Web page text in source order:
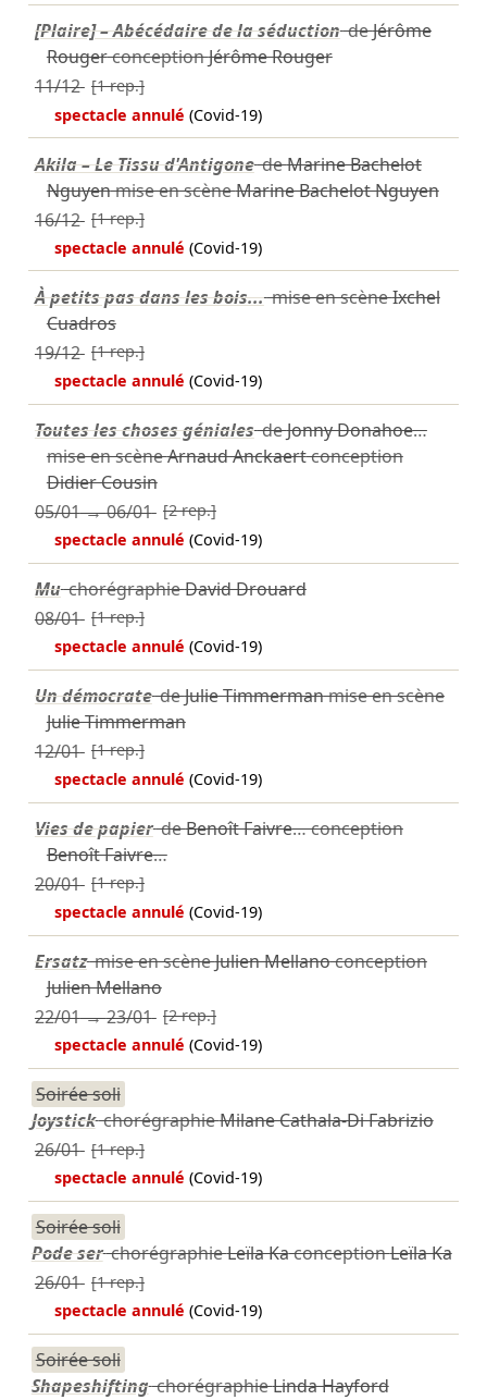
[Plaire] – Abécédaire de la séductiondeJérôme
RougerconceptionJérôme Rouger
11/12 [1 rep.]
spectacle annulé(Covid-19)
Akila – Le Tissu d'AntigonedeMarine Bachelot
Nguyenmise en scèneMarine Bachelot Nguyen
16/12 [1 rep.]
spectacle annulé(Covid-19)
À petits pas dans les bois...mise en scèneIxchel
Cuadros
19/12 [1 rep.]
spectacle annulé(Covid-19)
Toutes les choses génialesdeJonny Donahoe…
mise en scèneArnaud Anckaertconception
Didier Cousin
05/01→06/01 [2 rep.]
spectacle annulé(Covid-19)
MuchorégraphieDavid Drouard
08/01 [1 rep.]
spectacle annulé(Covid-19)
Un démocratedeJulie Timmermanmise en scène
Julie Timmerman
12/01 [1 rep.]
spectacle annulé(Covid-19)
Vies de papierdeBenoît Faivre… conception
Benoît Faivre…
20/01 [1 rep.]
spectacle annulé(Covid-19)
Ersatzmise en scèneJulien Mellanoconception
Julien Mellano
22/01→23/01 [2 rep.]
spectacle annulé(Covid-19)
Soirée soli
JoystickchorégraphieMilane Cathala-Di Fabrizio
26/01 [1 rep.]
spectacle annulé(Covid-19)
Soirée soli
Pode serchorégraphieLeïla KaconceptionLeïla Ka
26/01 [1 rep.]
spectacle annulé(Covid-19)
Soirée soli
ShapeshiftingchorégraphieLinda Hayford